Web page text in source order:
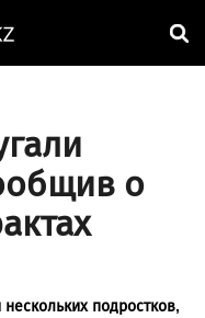
о
подростков,